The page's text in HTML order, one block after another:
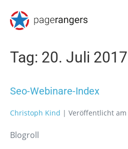
Tag: 20. Juli 2017
Seo-Webinare-Index
Christoph Kind | Veröffentlicht am
Blogroll